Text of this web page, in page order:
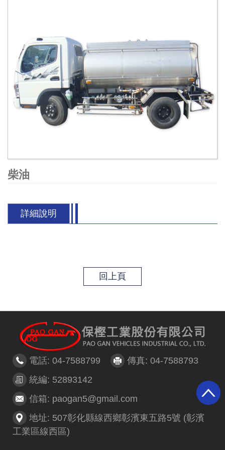
柴油
詳細說明
回上頁
電話: 04-7588799
傳真: 04-7588793
統編: 52893142
信箱: paogan5@gmail.com
地址: 507彰化縣線西鄉彰濱東五路5號 (彰濱
工業區線西區)